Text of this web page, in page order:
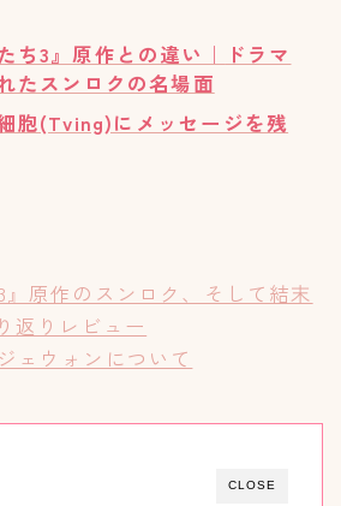
ち3』原作との違い｜
ドラマ
たスンロクの名場面
胞(Tving)にメッセージを残
』原作のスンロク、そして結末
返りレビュー
ェウォンについて
CLOSE